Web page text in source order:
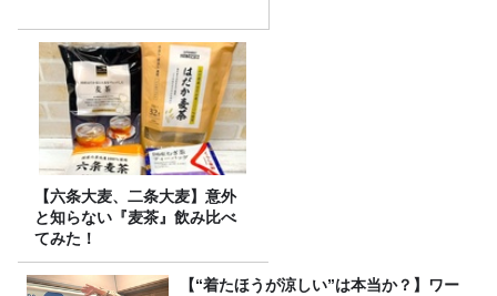
【六条大麦、二条大麦】意外
と知らない『麦茶』飲み比べ
てみた！
【“着たほうが涼しい”は本当か？】ワー